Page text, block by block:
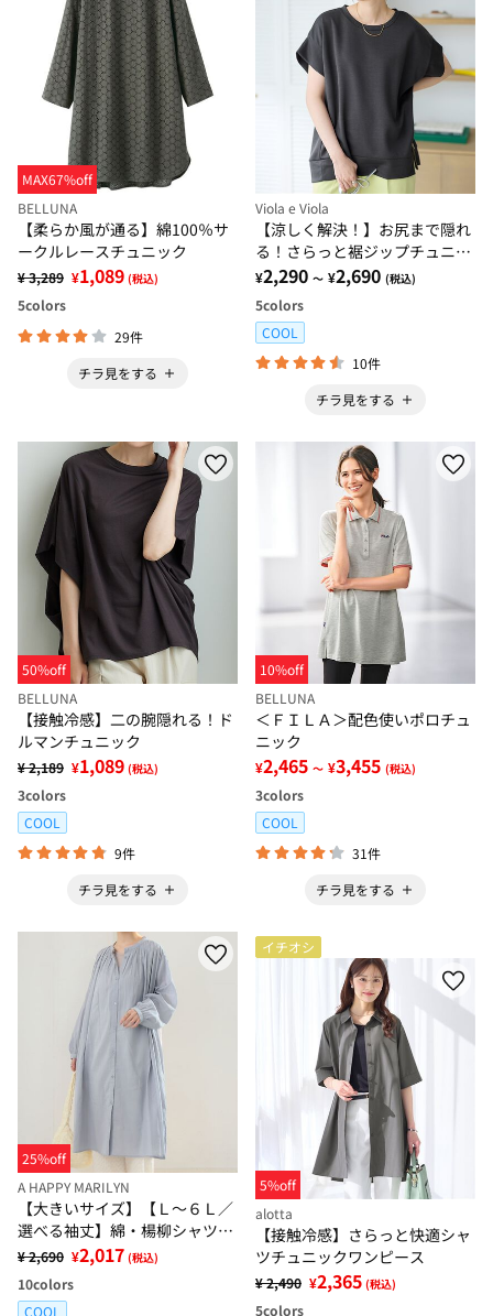
MAX67%off
BELLUNA
【柔らか風が通る】綿100％サ
ークルレースチュニック
¥ 3,289 ¥1,089 (税込)
5colors
29件
チラ見をする
Viola e Viola
【涼しく解決！】お尻まで隠れ
る！さらっと裾ジップチュニッ
ク
¥2,290 ～ ¥2,690 (税込)
5colors
COOL
10件
チラ見をする
50%off
BELLUNA
【接触冷感】二の腕隠れる！ド
ルマンチュニック
¥ 2,189 ¥1,089 (税込)
3colors
COOL
9件
チラ見をする
10%off
BELLUNA
＜ＦＩＬＡ＞配色使いポロチュ
ニック
¥2,465 ～ ¥3,455 (税込)
3colors
COOL
31件
チラ見をする
25%off
A HAPPY MARILYN
【大きいサイズ】【Ｌ～６Ｌ／
選べる袖丈】綿・楊柳シャツチ
ュニック【風通るプレミアム】
¥ 2,690 ¥2,017 (税込)
10colors
COOL
イチオシ
5%off
alotta
【接触冷感】さらっと快適シャ
ツチュニックワンピース
¥ 2,490 ¥2,365 (税込)
5colors